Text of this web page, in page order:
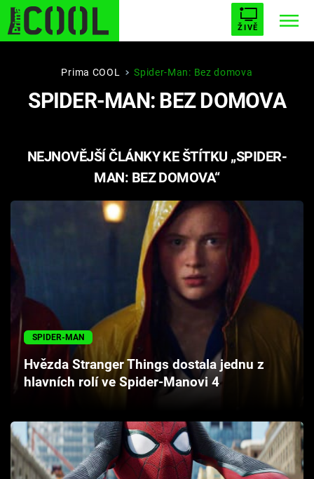
ŽIVĚ
STARHOUSE BUFFY, PŘEMOŽITELKA UPÍRŮ
ESCAPE PLNEJ KOTEL AVENGERS 5
Hry
Cool Esport
Pořady
Sledujte prima+
Přihlášení
Prima COOL Spider-Man: Bez domova
SPIDER-MAN: BEZ DOMOVA
NEJNOVĚJŠÍ ČLÁNKY KE ŠTÍTKU „SPIDER-
MAN: BEZ DOMOVA“
SPIDER-MAN
Hvězda Stranger Things dostala jednu z
hlavních rolí ve Spider-Manovi 4